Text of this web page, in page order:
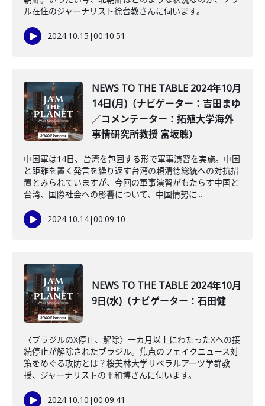
ル在住のジャーナリスト徐台教さんに伺います。
2024.10.15 |00:10:51
NEWS TO THE TABLE 2024年10月
14日(月)（ナビゲーター：吉田まゆ
／コメンテーター：拓殖大学海外
事情研究所教授 富坂聰）
中国軍は14日、台湾を包囲する形で軍事演習を実施。中国
と距離を置く発言を繰り返す台湾の頼清徳総統への対抗措
置とみられていますが、今回の軍事演習がもたらす中国と
台湾、国際社会への影響について、中国情勢に...
2024.10.14|00:09:10
NEWS TO THE TABLE 2024年10月
9日(水)（ナビゲーター：石田健
〈ブラジルのX停止、解除〉一カ月以上にわたったXへの接
続停止が解除されたブラジル。焦点のフェイクニュース対
策をめぐる攻防とは？桜美林大学リベラルアーツ学群教
授、ジャーナリストの平和博さんに伺います。
2024.10.10 |00:09:41